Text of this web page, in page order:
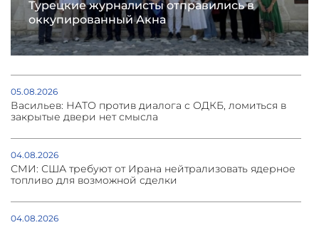
Турецкие журналисты отправились в
оккупированный Акна
05.08.2026
Васильев: НАТО против диалога с ОДКБ, ломиться в
закрытые двери нет смысла
04.08.2026
СМИ: США требуют от Ирана нейтрализовать ядерное
топливо для возможной сделки
04.08.2026